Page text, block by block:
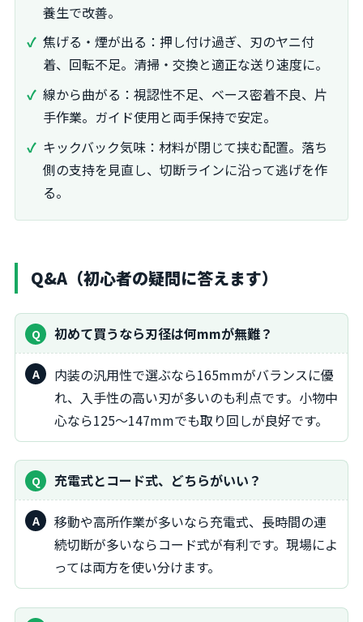
養生で改善。
焦げる・煙が出る：押し付け過ぎ、刃のヤニ付
着、回転不足。清掃・交換と適正な送り速度に。
線から曲がる：視認性不足、ベース密着不良、片
手作業。ガイド使用と両手保持で安定。
キックバック気味：材料が閉じて挟む配置。落ち
側の支持を見直し、切断ラインに沿って逃げを作
る。
Q&A（初心者の疑問に答えます）
初めて買うなら刃径は何mmが無難？
内装の汎用性で選ぶなら165mmがバランスに優
れ、入手性の高い刃が多いのも利点です。小物中
心なら125〜147mmでも取り回しが良好です。
充電式とコード式、どちらがいい？
移動や高所作業が多いなら充電式、長時間の連
続切断が多いならコード式が有利です。現場によ
っては両方を使い分けます。